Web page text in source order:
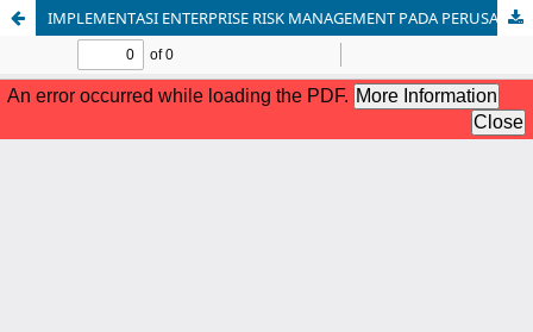
IMPLEMENTASI ENTERPRISE RISK MANAGEMENT PADA PERUSAHAAN UMUM DAERAH DALAM MENGELOLA RISIKO OPERATIONALDAN KEUANGAN